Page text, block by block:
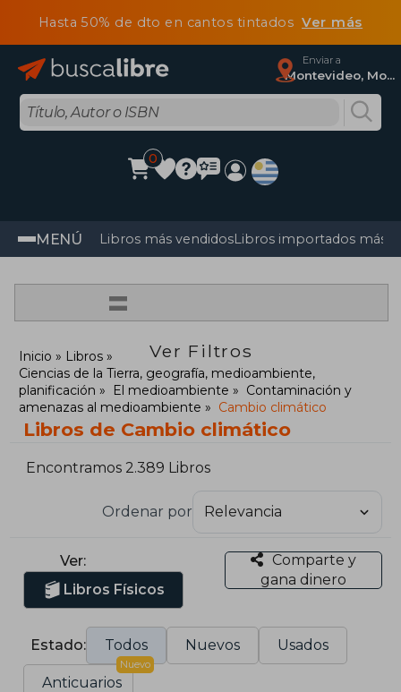
Hasta 50% de dto en cantos tintadosVer más
Enviar a
Montevideo, Montevideo
0
MENÚ Libros más vendidosLibros importados más
=
Ver Filtros
Inicio
Libros
Ciencias de la Tierra, geografía, medioambiente,
planificación
El medioambiente
Contaminación y
amenazas al medioambiente
Cambio climático
Libros de Cambio climático
Encontramos 2.389 Libros
Ordenar por
Ver:
Libros Físicos
Comparte y
gana dinero
Estado: Todos Nuevos Usados
Anticuarios
Nuevo